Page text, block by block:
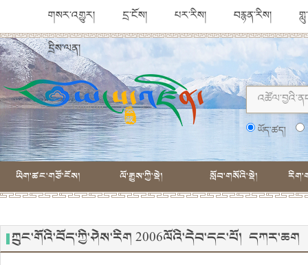
གསར་འགྱུར། དྲ་ངོས། པར་རིས། བརྙན་རིས།
དྲིས་ལན།
ཡོད་ཚད།
ཡིག་ཚང་གཙོ་ངོས། ལོ་རྒྱུས་ཀྱི་སྡེ། སློབ་གསོའི་སྡེ།
ཀྲུང་གོའི་བོད་ཀྱི་ཤེས་རིག 2006ལོའི་དེབ་དང་པོ། དཀར་ཆག